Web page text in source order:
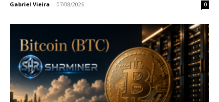
Gabriel Vieira - 07/08/2026 0